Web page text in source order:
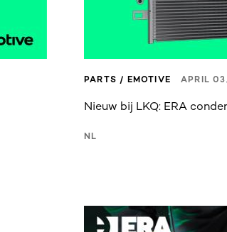
PARTS / EMOTIVE APRIL
Nieuw bij LKQ: ERA
NL